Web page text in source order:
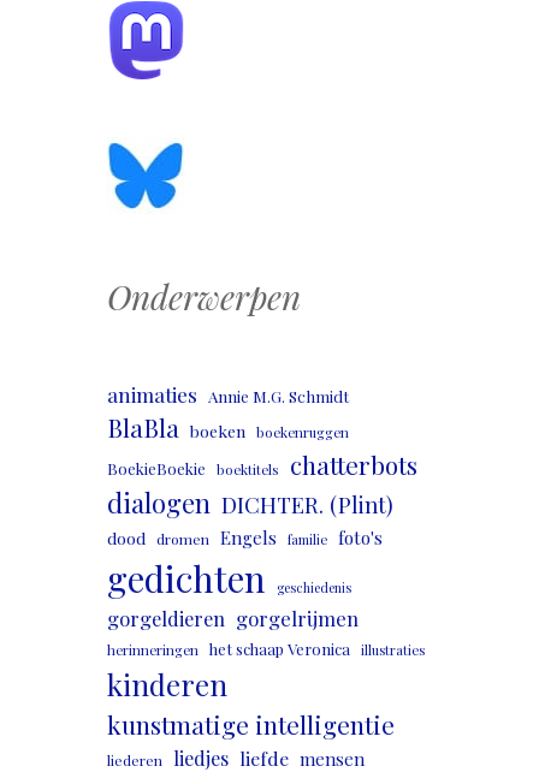
Onderwerpen
animaties Annie M.G. Schmidt
BlaBla boeken boekenruggen
BoekieBoekie boektitels chatterbots
dialogen DICHTER. (Plint)
dood dromen Engels familie foto's
gedichten geschiedenis
gorgeldieren gorgelrijmen
herinneringen het schaap Veronica illustraties
kinderen
kunstmatige intelligentie
liederen liedjes liefde mensen